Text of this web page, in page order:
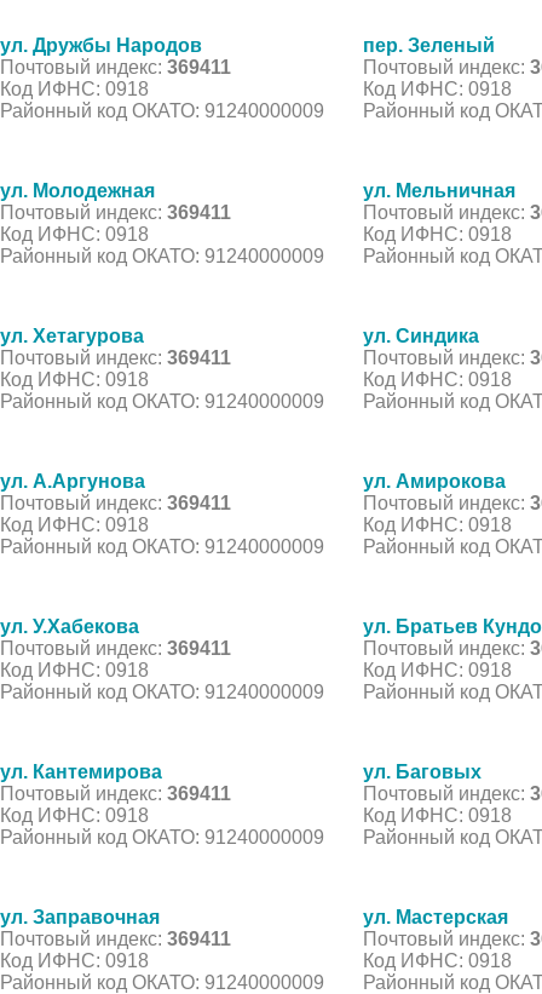
ул. Дружбы Народов
Почтовый индекс: 369411
Код ИФНС: 0918
Районный код ОКАТО: 91240000009
пер. Зеленый
Почтовый индекс:
Код ИФНС: 0918
Районный код
ул. Молодежная
Почтовый индекс: 369411
Код ИФНС: 0918
Районный код ОКАТО: 91240000009
ул. Мельничная
Почтовый индекс:
Код ИФНС: 0918
Районный код
ул. Хетагурова
Почтовый индекс: 369411
Код ИФНС: 0918
Районный код ОКАТО: 91240000009
ул. Синдика
Почтовый индекс:
Код ИФНС: 0918
Районный код
ул. А.Аргунова
Почтовый индекс: 369411
Код ИФНС: 0918
Районный код ОКАТО: 91240000009
ул. Амирокова
Почтовый индекс:
Код ИФНС: 0918
Районный код
ул. У.Хабекова
Почтовый индекс: 369411
Код ИФНС: 0918
Районный код ОКАТО: 91240000009
ул. Братьев
Почтовый индекс:
Код ИФНС: 0918
Районный код
ул. Кантемирова
Почтовый индекс: 369411
Код ИФНС: 0918
Районный код ОКАТО: 91240000009
ул. Баговых
Почтовый индекс:
Код ИФНС: 0918
Районный код
ул. Заправочная
Почтовый индекс: 369411
Код ИФНС: 0918
Районный код ОКАТО: 91240000009
ул. Мастерская
Почтовый индекс:
Код ИФНС: 0918
Районный код